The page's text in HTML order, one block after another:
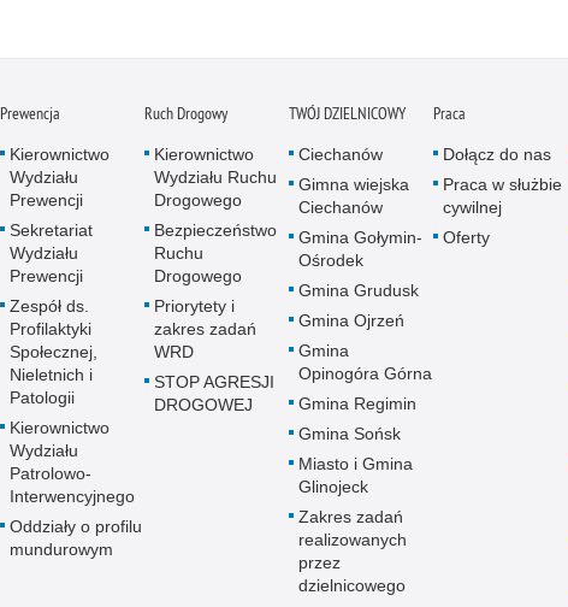
Prewencja
Kierownictwo
Wydziału
Prewencji
Sekretariat
Wydziału
Prewencji
Zespół ds.
Profilaktyki
Społecznej,
Nieletnich i
Patologii
Kierownictwo
Wydziału
Patrolowo-
Interwencyjnego
Oddziały o profilu
mundurowym
Ruch Drogowy
Kierownictwo
Wydziału Ruchu
Drogowego
Bezpieczeństwo
Ruchu
Drogowego
Priorytety i
zakres zadań
WRD
STOP AGRESJI
DROGOWEJ
TWÓJ DZIELNICOWY
Ciechanów
Gimna wiejska
Ciechanów
Gmina Gołymin-
Ośrodek
Gmina Grudusk
Gmina Ojrzeń
Gmina
Opinogóra Górna
Gmina Regimin
Gmina Sońsk
Miasto i Gmina
Glinojeck
Zakres zadań
realizowanych
przez
dzielnicowego
Praca
Dołącz do nas
Praca w służbie
cywilnej
Oferty